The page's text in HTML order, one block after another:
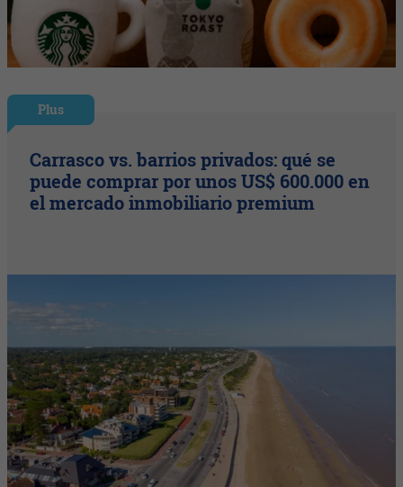
Plus
Carrasco vs. barrios privados: qué se
puede comprar por unos US$ 600.000 en
el mercado inmobiliario premium